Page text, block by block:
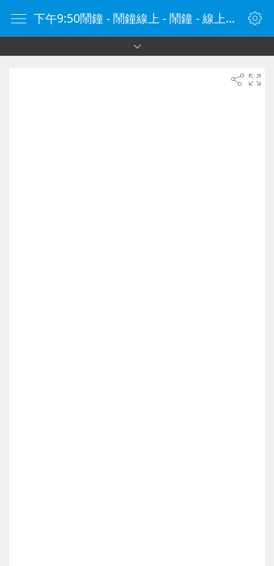
下午9:50鬧鐘 - 鬧鐘線上 - 鬧鐘 - 線上鬧鐘 - 在線鬧鐘 - 鬧鐘在線 - naozhong.tw